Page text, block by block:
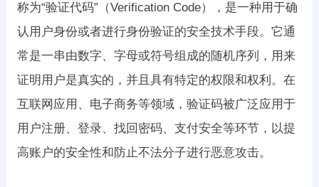
称为“验证代码”（Verification Code），是一种用于确
认用户身份或者进行身份验证的安全技术手段。它通
常是一串由数字、字母或符号组成的随机序列，用来
证明用户是真实的，并且具有特定的权限和权利。在
互联网应用、电子商务等领域，验证码被广泛应用于
用户注册、登录、找回密码、支付安全等环节，以提
高账户的安全性和防止不法分子进行恶意攻击。